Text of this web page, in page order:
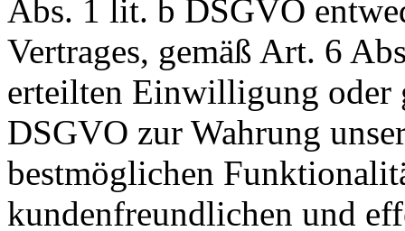
Abs. 1 lit. b DSGVO
Vertrages, gemäß Art. 6
erteilten Einwilligung oder
DSGVO zur Wahrung
bestmöglichen
kundenfreundlichen und